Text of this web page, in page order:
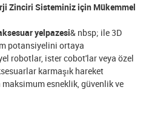
Zinciri Sisteminiz için Mükemmel
yelpazesi& nbsp; ile 3D
potansiyelini ortaya
robotlar, ister cobot'lar veya özel
karmaşık hareket
esneklik, güvenlik ve